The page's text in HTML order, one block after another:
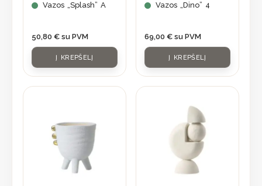
Vazos „Splash” A
50,80 € su PVM
Į KREPŠELĮ
Vazos „Dino” 4
69,00 € su PVM
Į KREPŠELĮ